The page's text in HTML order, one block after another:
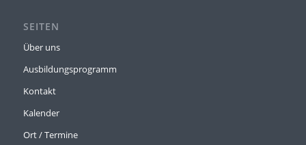
SEITEN
Über uns
Ausbildungsprogramm
Kontakt
Kalender
Ort / Termine